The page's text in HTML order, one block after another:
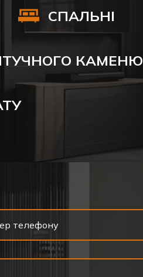
СПАЛЬНІ
КАМЕНЮ